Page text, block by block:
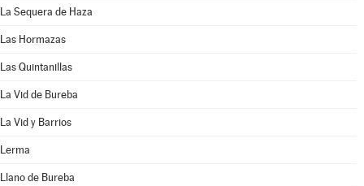
La Sequera de Haza
Las Hormazas
Las Quintanillas
La Vid de Bureba
La Vid y Barrios
Lerma
Llano de Bureba